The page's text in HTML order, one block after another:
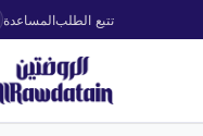
تتبع الطلبالمساعدة